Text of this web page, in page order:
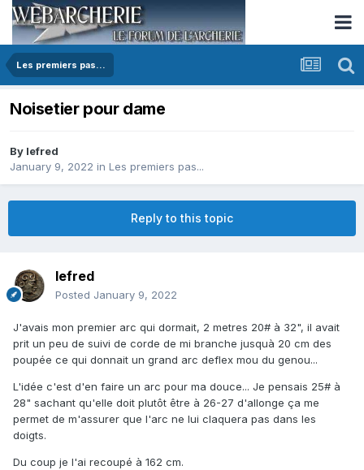
Les premiers pas...
Noisetier pour dame
By lefred
January 9, 2022 in Les premiers pas...
Reply to this topic
lefred
Posted January 9, 2022
J'avais mon premier arc qui dormait, 2 metres 20# à 32", il avait
prit un peu de suivi de corde de mi branche jusquà 20 cm des
poupée ce qui donnait un grand arc deflex mou du genou...
L'idée c'est d'en faire un arc pour ma douce... Je pensais 25# à
28" sachant qu'elle doit plutôt être à 26-27 d'allonge ça me
permet de m'assurer que l'arc ne lui claquera pas dans les
doigts.
Du coup je l'ai recoupé à 162 cm.